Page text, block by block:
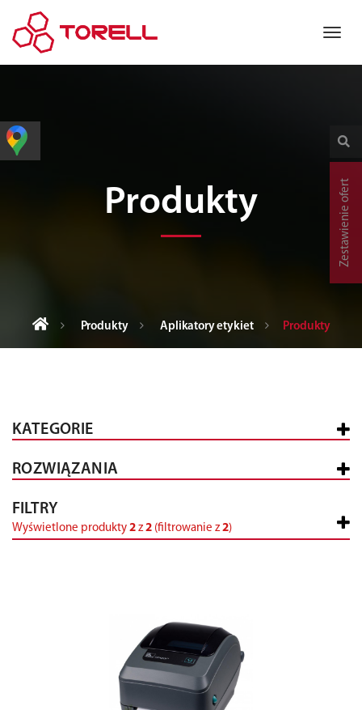
Produkty
Produkty Aplikatory etykiet Produkty
KATEGORIE
ROZWIĄZANIA
FILTRY
Wyświetlone produkty 2 z2 (filtrowanie z2)
Zestawienie ofert